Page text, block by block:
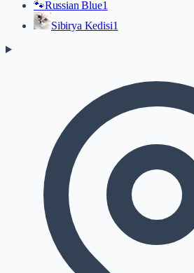
🐾Russian Blue1
Sibirya Kedisi1